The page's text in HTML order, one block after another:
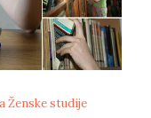
Ženske studije